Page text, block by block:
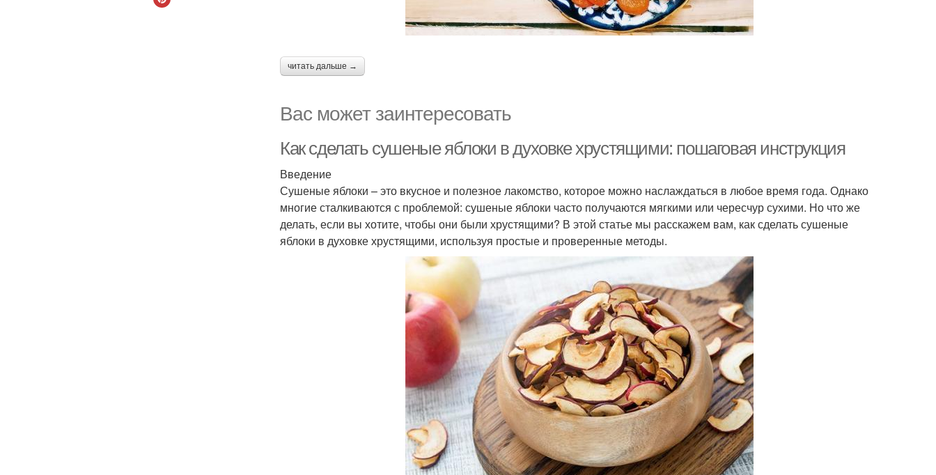
читать дальше →
Вас может заинтересовать
Как сделать сушеные яблоки в духовке хрустящими: пошаговая инструкция
Введение
Сушеные яблоки – это вкусное и полезное лакомство, которое можно наслаждаться в любое время года. Однако
многие сталкиваются с проблемой: сушеные яблоки часто получаются мягкими или чересчур сухими. Но что же
делать, если вы хотите, чтобы они были хрустящими? В этой статье мы расскажем вам, как сделать сушеные
яблоки в духовке хрустящими, используя простые и проверенные методы.